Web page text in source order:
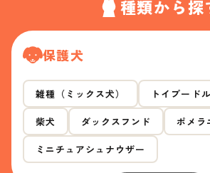
種類から探
保護犬
雑種（ミックス犬） トイプードル
柴犬 ダックスフンド ポメラ
ミニチュアシュナウザー